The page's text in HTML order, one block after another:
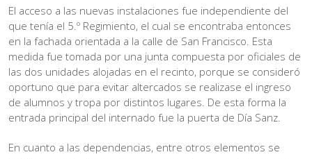
El acceso a las nuevas instalaciones fue independiente del
que tenía el 5.º Regimiento, el cual se encontraba entonces
en la fachada orientada a la calle de San Francisco. Esta
medida fue tomada por una junta compuesta por oficiales de
las dos unidades alojadas en el recinto, porque se consideró
oportuno que para evitar altercados se realizase el ingreso
de alumnos y tropa por distintos lugares. De esta forma la
entrada principal del internado fue la puerta de Día Sanz.
En cuanto a las dependencias, entre otros elementos se